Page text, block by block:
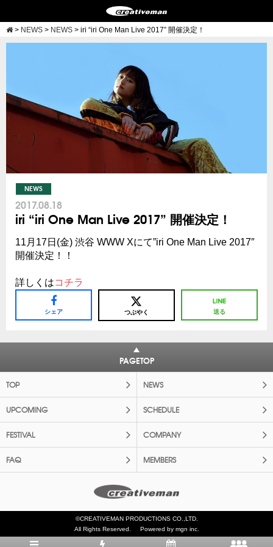
> NEWS > NEWS > iri “iri One Man Live 2017” 開催決定！
NEWS
2017.08.18
iri “iri One Man Live 2017” 開催決定！
11月17日(金) 渋谷 WWW Xにて”iri One Man Live 2017″
開催決定！！
詳しくはコチラ
シェア つぶやく 送る
PAGETOP
TOP NEWS
UPCOMING SCHEDULE
FESTIVAL COMPANY
FAQ MEMBERS
©CREATIVEMAN PRODUCTIONS CO.,LTD.
All Rights Reserved.
Powered by mgn inc.